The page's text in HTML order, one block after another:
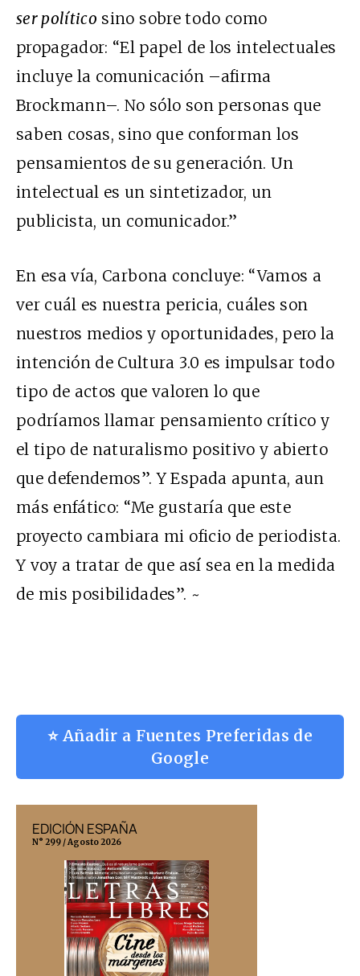
ser político sino sobre todo como
propagador: “El papel de los intelectuales
incluye la comunicación –afirma
Brockmann–. No sólo son personas que
saben cosas, sino que conforman los
pensamientos de su generación. Un
intelectual es un sintetizador, un
publicista, un comunicador.”
En esa vía, Carbona concluye: “Vamos a
ver cuál es nuestra pericia, cuáles son
nuestros medios y oportunidades, pero la
intención de Cultura 3.0 es impulsar todo
tipo de actos que valoren lo que
podríamos llamar pensamiento crítico y
el tipo de naturalismo positivo y abierto
que defendemos”. Y Espada apunta, aun
más enfático: “Me gustaría que este
proyecto cambiara mi oficio de periodista.
Y voy a tratar de que así sea en la medida
de mis posibilidades”. ~
⭐ Añadir a Fuentes Preferidas de
Google
EDICIÓN ESPAÑA
N° 299 / Agosto 2026